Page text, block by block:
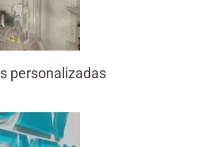
personalizadas